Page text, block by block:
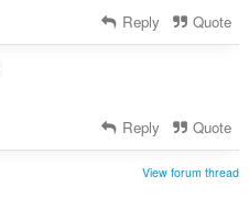
Reply Quote
Reply Quote
View forum thread